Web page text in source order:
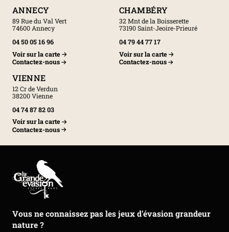
ANNECY
89 Rue du Val Vert
74600 Annecy
04 50 05 16 96
Voir sur la carte
Contactez-nous
CHAMBÉRY
32 Mnt de la Boisserette
73190 Saint-Jeoire-Prieuré
04 79 44 77 17
Voir sur la carte
Contactez-nous
VIENNE
12 Cr de Verdun
38200 Vienne
04 74 87 82 03
Voir sur la carte
Contactez-nous
Vous ne connaissez pas les jeux d'évasion grandeur
nature ?